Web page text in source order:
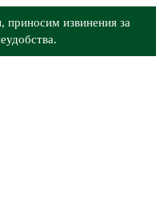
приносим извинения за